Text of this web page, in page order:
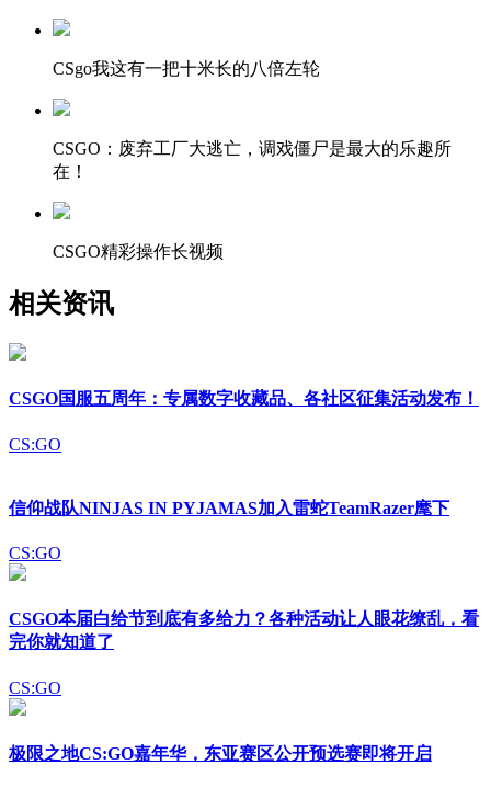
CSgo我这有一把十米长的八倍左轮
CSGO：废弃工厂大逃亡，调戏僵尸是最大的乐趣所
在！
CSGO精彩操作长视频
相关资讯
CSGO国服五周年：专属数字收藏品、各社区征集活动发布！
CS:GO
信仰战队NINJAS IN PYJAMAS加入雷蛇TeamRazer麾下
CS:GO
CSGO本届白给节到底有多给力？各种活动让人眼花缭乱，看
完你就知道了
CS:GO
极限之地CS:GO嘉年华，东亚赛区公开预选赛即将开启